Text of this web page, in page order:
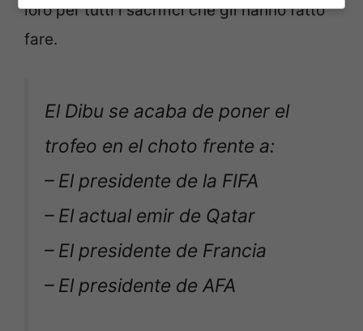
loro per tutti i sacrifici che gli hanno fatto
fare.
El Dibu se acaba de poner el
trofeo en el choto frente a:
– El presidente de la FIFA
– El actual emir de Qatar
– El presidente de Francia
– El presidente de AFA